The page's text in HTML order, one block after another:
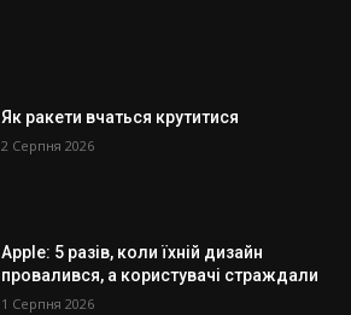
Як ракети вчаться крутитися
2 Серпня 2026
Apple: 5 разів, коли їхній дизайн
провалився, а користувачі страждали
1 Серпня 2026